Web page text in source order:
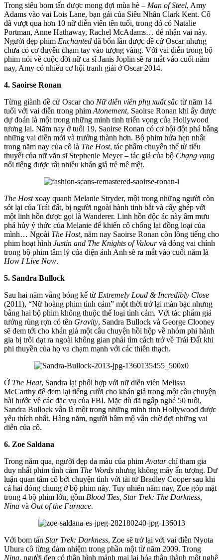
Trong siêu bom tấn được mong đợi mùa hè – Man of Steel, Amy
Adams vào vai Lois Lane, bạn gái của Siêu Nhân Clark Kent. Cô
đã vượt qua hơn 10 nữ diễn viên tên tuổi, trong đó có Natalie
Portman, Anne Hathaway, Rachel McAdams… để nhận vai này.
Người đẹp phim Enchanted đã bốn lần được đề cử Oscar nhưng
chưa có cơ duyên chạm tay vào tượng vàng. Với vai diễn trong bộ
phim nói về cuộc đời nữ ca sĩ Janis Joplin sẽ ra mắt vào cuối năm
nay, Amy có nhiều cơ hội tranh giải ở Oscar 2014.
4. Saoirse Ronan
Từng giành đề cử Oscar cho Nữ diễn viên phụ xuất sắc từ năm 14
tuổi với vai diễn trong phim Atonement, Saoirse Ronan khi ấy được
dự đoán là một trong những minh tinh triển vọng của Hollywood
tương lai. Năm nay ở tuổi 19, Saoirse Ronan có cơ hội đột phá bằng
những vai diễn mới và trưởng thành hơn. Bộ phim hứa hẹn nhất
trong năm nay của cô là The Host, tác phẩm chuyển thể từ tiểu
thuyết của nữ văn sĩ Stephenie Meyer – tác giả của bộ Chạng vạng
nổi tiếng được rất nhiều khán giả trẻ mê mệt.
The Hostxoay quanh Melanie Stryder, một trong những người còn
sót lại của Trái đất, bị người ngoài hành tinh bắt và cấy ghép với
một linh hồn được gọi là Wanderer. Linh hồn độc ác này âm mưu
phá hủy ý thức của Melanie để khiến cô chống lại đồng loại của
mình… Ngoài The Host, năm nay Saoirse Ronan còn lồng tiếng cho
phim hoạt hình Justin and The Knights of Valourvà đóng vai chính
trong bộ phim tâm lý của điện ảnh Anh sẽ ra mắt vào cuối năm là
How I Live Now.
5. Sandra Bullock
Sau hai năm vắng bóng kể từ Extremely Loud & Incredibly Close
(2011), “Nữ hoàng phim tình cảm” một thời trở lại màn bạc nhưng
bằng hai bộ phim không thuộc thể loại tình cảm. Với tác phẩm giả
tưởng rùng rợn có tên Gravity, Sandra Bullock và George Clooney
sẽ đem tới cho khán giả một câu chuyện hồi hộp về nhóm phi hành
gia bị trôi dạt ra ngoài không gian phải tìm cách trở về Trái Đất khi
phi thuyền của họ va chạm mạnh với các thiên thạch.
Ở The Heat, Sandra lại phối hợp với nữ diễn viên Melissa
McCarthy để đem lại tiếng cười cho khán giả trong một câu chuyện
hài hước về các đặc vụ của FBI. Mặc dù đã ngấp nghé 50 tuổi,
Sandra Bullock vẫn là một trong những minh tinh Hollywood được
yêu thích nhất. Hàng năm, người hâm mộ vẫn chờ đợi những vai
diễn của cô.
6. Zoe Saldana
Trong năm qua, người đẹp da màu của phim Avatarchỉ tham gia
duy nhất phim tình cảm The Words nhưng không mấy ấn tượng. Dư
luận quan tâm cô bởi chuyện tình với tài tử Bradley Cooper sau khi
cả hai đóng chung ở bộ phim này. Tuy nhiên năm nay, Zoe góp mặt
trong 4 bộ phim lớn, gồm Blood Ties, Star Trek: The Darkness,
Nina và Out of the Furnace.
Với bom tấn Star Trek: Darkness, Zoe sẽ trở lại với vai diễn Nyota
Uhura cô từng đảm nhiệm trong phần một từ năm 2009. Trong
Nina, người đẹp có thân hình mảnh mai lại hóa thân thành một nghệ